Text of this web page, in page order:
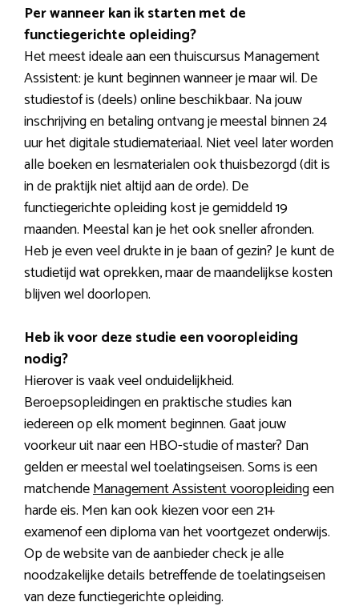
Per wanneer kan ik starten met de
functiegerichte opleiding?
Het meest ideale aan een thuiscursus Management
Assistent: je kunt beginnen wanneer je maar wil. De
studiestof is (deels) online beschikbaar. Na jouw
inschrijving en betaling ontvang je meestal binnen 24
uur het digitale studiemateriaal. Niet veel later worden
alle boeken en lesmaterialen ook thuisbezorgd (dit is
in de praktijk niet altijd aan de orde). De
functiegerichte opleiding kost je gemiddeld 19
maanden. Meestal kan je het ook sneller afronden.
Heb je even veel drukte in je baan of gezin? Je kunt de
studietijd wat oprekken, maar de maandelijkse kosten
blijven wel doorlopen.
Heb ik voor deze studie een vooropleiding
nodig?
Hierover is vaak veel onduidelijkheid.
Beroepsopleidingen en praktische studies kan
iedereen op elk moment beginnen. Gaat jouw
voorkeur uit naar een HBO-studie of master? Dan
gelden er meestal wel toelatingseisen. Soms is een
matchendeManagement Assistent vooropleidingeen
harde eis. Men kan ook kiezen voor een 21+
examenof een diploma van het voortgezet onderwijs.
Op de website van de aanbieder check je alle
noodzakelijke details betreffende de toelatingseisen
van deze functiegerichte opleiding.